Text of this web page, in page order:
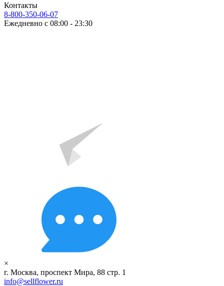
Контакты
8-800-350-06-07
Ежедневно с 08:00 - 23:30
×
г. Москва, проспект Мира, 88 стр. 1
info@sellflower.ru